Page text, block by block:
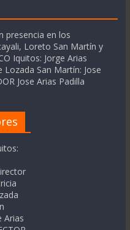
presencia en los
Loreto San Martín y
Iquitos: Jorge Arias
Lozada San Martín: Jose
Jose Arias Padilla
Arias